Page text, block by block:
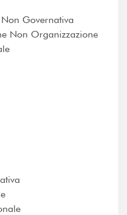
Governativa
Non Organizzazione